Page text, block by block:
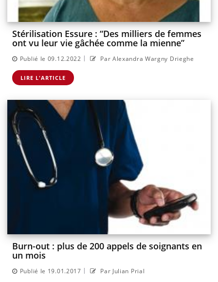
Stérilisation Essure : “Des milliers de femmes
ont vu leur vie gâchée comme la mienne”
Publié le 09.12.2022 | Par Alexandra Wargny Drieghe
LIRE L'ARTICLE
Burn-out : plus de 200 appels de soignants en
un mois
Publié le 19.01.2017 | Par Julian Prial